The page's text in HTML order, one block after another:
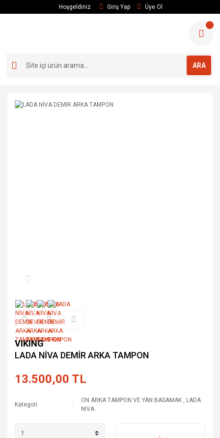
Hoşgeldiniz Giriş Yap Üye Ol
ARA
VIKING
LADA NİVA DEMİR ARKA TAMPON
13.500,00 TL
Kategori
ON ARKA TAMPON VE YAN BASAMAK , LADA
NIVA